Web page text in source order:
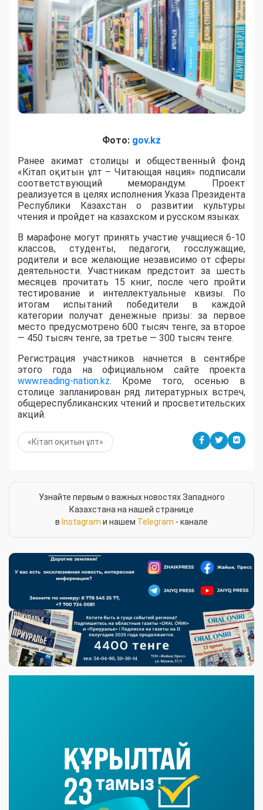
Фото: gov.kz
Ранее акимат столицы и общественный фонд
«Кітап оқитын ұлт – Читающая нация» подписали
соответствующий меморандум. Проект
реализуется в целях исполнения Указа Президента
Республики Казахстан о развитии культуры
чтения и пройдет на казахском и русском языках.
В марафоне могут принять участие учащиеся 6-10
классов, студенты, педагоги, госслужащие,
родители и все желающие независимо от сферы
деятельности. Участникам предстоит за шесть
месяцев прочитать 15 книг, после чего пройти
тестирование и интеллектуальные квизы. По
итогам испытаний победители в каждой
категории получат денежные призы: за первое
место предусмотрено 600 тысяч тенге, за второе
— 450 тысяч тенге, за третье — 300 тысяч тенге.
Регистрация участников начнется в сентябре
этого года на официальном сайте проекта
www.reading-nation.kz. Кроме того, осенью в
столице запланирован ряд литературных встреч,
общереспубликанских чтений и просветительских
акций.
«Кітап оқитын ұлт»
Узнайте первым о важных новостях Западного
Казахстана на нашей странице
в Instagram и нашем Telegram - канале